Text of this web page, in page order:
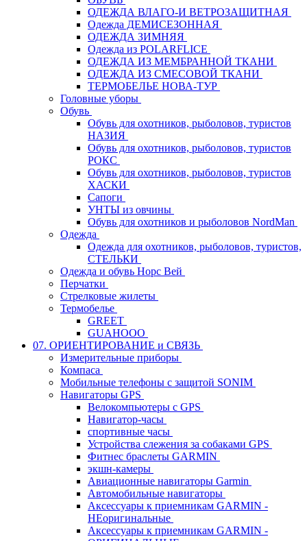
ОДЕЖДА ВЛАГО-И ВЕТРОЗАЩИТНАЯ
Одежда ДЕМИСЕЗОННАЯ
ОДЕЖДА ЗИМНЯЯ
Одежда из POLARFLICE
ОДЕЖДА ИЗ МЕМБРАННОЙ ТКАНИ
ОДЕЖДА ИЗ СМЕСОВОЙ ТКАНИ
ТЕРМОБЕЛЬЕ НОВА-ТУР
Головные уборы
Обувь
Обувь для охотников, рыболовов, туристов
НАЗИЯ
Обувь для охотников, рыболовов, туристов
РОКС
Обувь для охотников, рыболовов, туристов
ХАСКИ
Сапоги
УНТЫ из овчины
Обувь для охотников и рыболовов NordMan
Одежда
Одежда для охотников, рыболовов, туристов,
СТЕЛЬКИ
Одежда и обувь Норс Вей
Перчатки
Стрелковые жилеты
Термобелье
GREET
GUAHOOO
07. ОРИЕНТИРОВАНИЕ и СВЯЗЬ
Измерительные приборы
Компаса
Мобильные телефоны с защитой SONIM
Навигаторы GPS
Велокомпьютеры с GPS
Навигатор-часы
спортивные часы
Устройства слежения за собаками GPS
Фитнес браслеты GARMIN
экшн-камеры
Авиационные навигаторы Garmin
Автомобильные навигаторы
Аксессуары к приемникам GARMIN -
НЕоригинальные
Аксессуары к приемникам GARMIN -